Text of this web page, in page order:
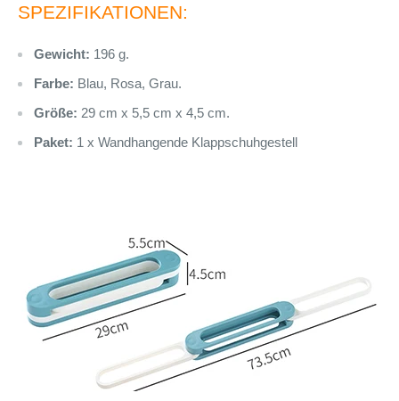
SPEZIFIKATIONEN:
Gewicht: 196 g.
Farbe: Blau, Rosa, Grau.
Größe: 29 cm x 5,5 cm x 4,5 cm.
Paket: 1 x Wandhangende Klappschuhgestell